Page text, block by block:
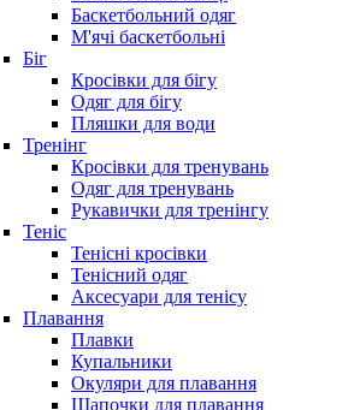
Баскетбольний одяг
М'ячі баскетбольні
Біг
Кросівки для бігу
Одяг для бігу
Пляшки для води
Тренінг
Кросівки для тренувань
Одяг для тренувань
Рукавички для тренінгу
Теніс
Тенісні кросівки
Тенісний одяг
Аксесуари для тенісу
Плавання
Плавки
Купальники
Окуляри для плавання
Шапочки для плавання